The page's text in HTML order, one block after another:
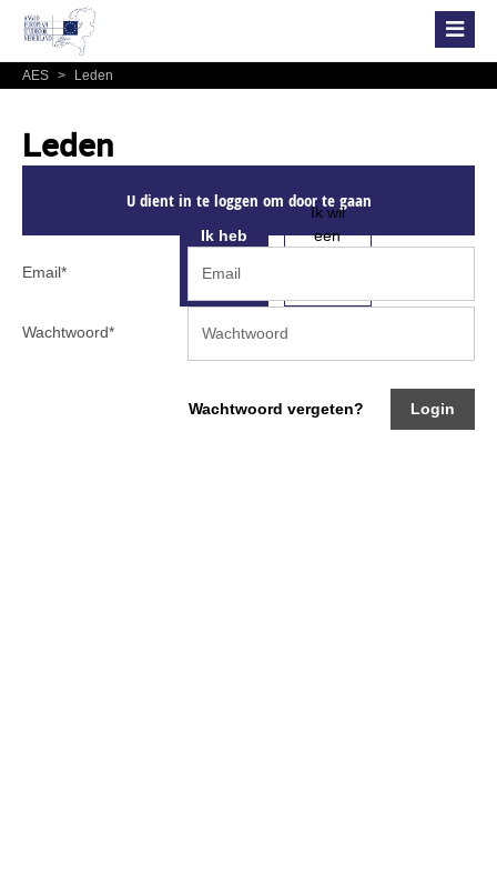
AES > Leden
Leden
U dient in te loggen om door te gaan
Ik heb
account
Ik wil
een
Email*
Wachtwoord*
Wachtwoord vergeten? Login